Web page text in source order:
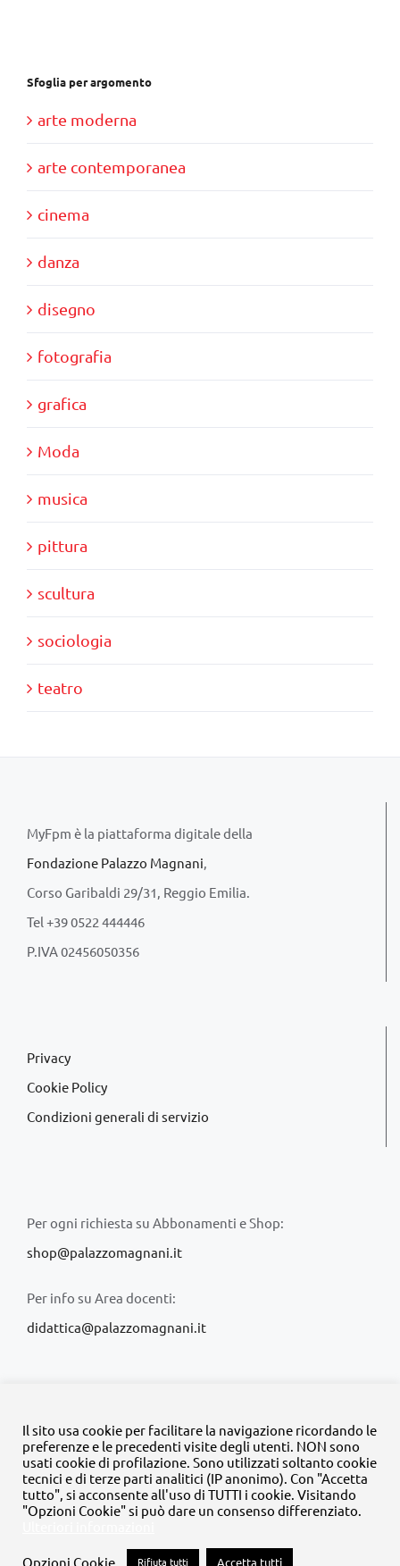
Sfoglia per argomento
arte moderna
arte contemporanea
cinema
danza
disegno
fotografia
grafica
Moda
musica
pittura
scultura
sociologia
teatro
MyFpm è la piattaforma digitale della
Fondazione Palazzo Magnani,
Corso Garibaldi 29/31, Reggio Emilia.
Tel +39 0522 444446
P.IVA 02456050356
Privacy
Cookie Policy
Condizioni generali di servizio
Per ogni richiesta su Abbonamenti e Shop:
shop@palazzomagnani.it
Per info su Area docenti:
didattica@palazzomagnani.it
© Copyright 2020 -2026 | Tutti i diritti riservati | MyFpm è un
progetto dellaFondazione Palazzo Magnani
FacebookInstagram
TwitterLinkedInYouTube
Il sito usa cookie per facilitare la navigazione ricordando le
preferenze e le precedenti visite degli utenti. NON sono
usati cookie di profilazione. Sono utilizzati soltanto cookie
tecnici e di terze parti analitici (IP anonimo). Con "Accetta
tutto", si acconsente all'uso di TUTTI i cookie. Visitando
"Opzioni Cookie" si può dare un consenso differenziato.
Opzioni Cookie Rifiuta tutti Accetta tutti